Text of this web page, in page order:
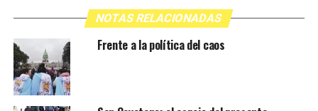
NOTAS RELACIONADAS
Frente a la política del caos